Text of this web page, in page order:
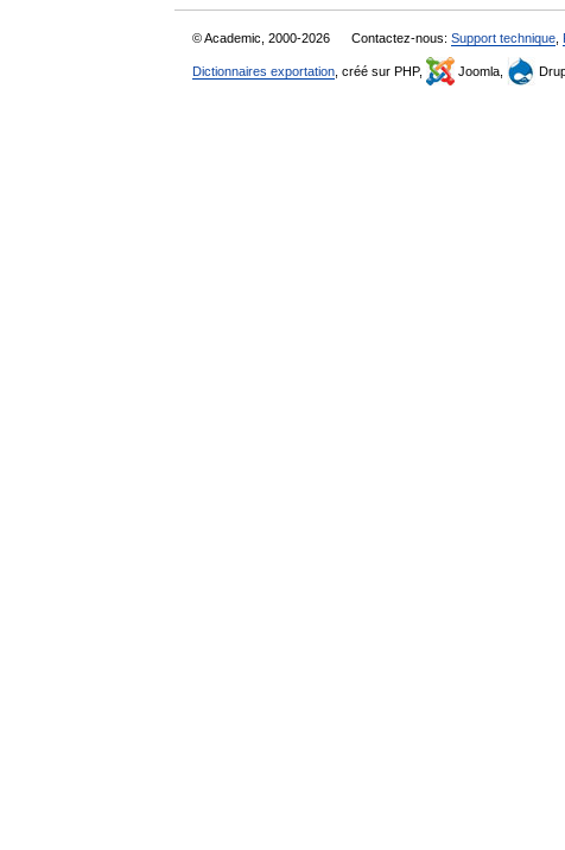
© Academic, 2000-2026 Contactez-nous: Support technique
Dictionnaires exportation , créé sur PHP, Joomla,